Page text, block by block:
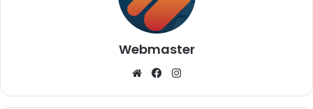
Webmaster
WebsiteFacebook